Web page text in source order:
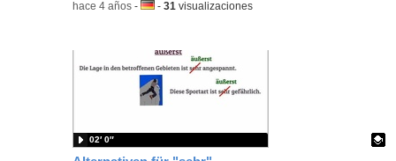
-hace 4 años -Idioma:
-31 visualizaciones
02′ 0″